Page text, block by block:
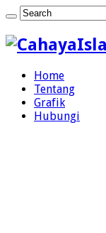
Home
Tentang
Grafik
Hubungi